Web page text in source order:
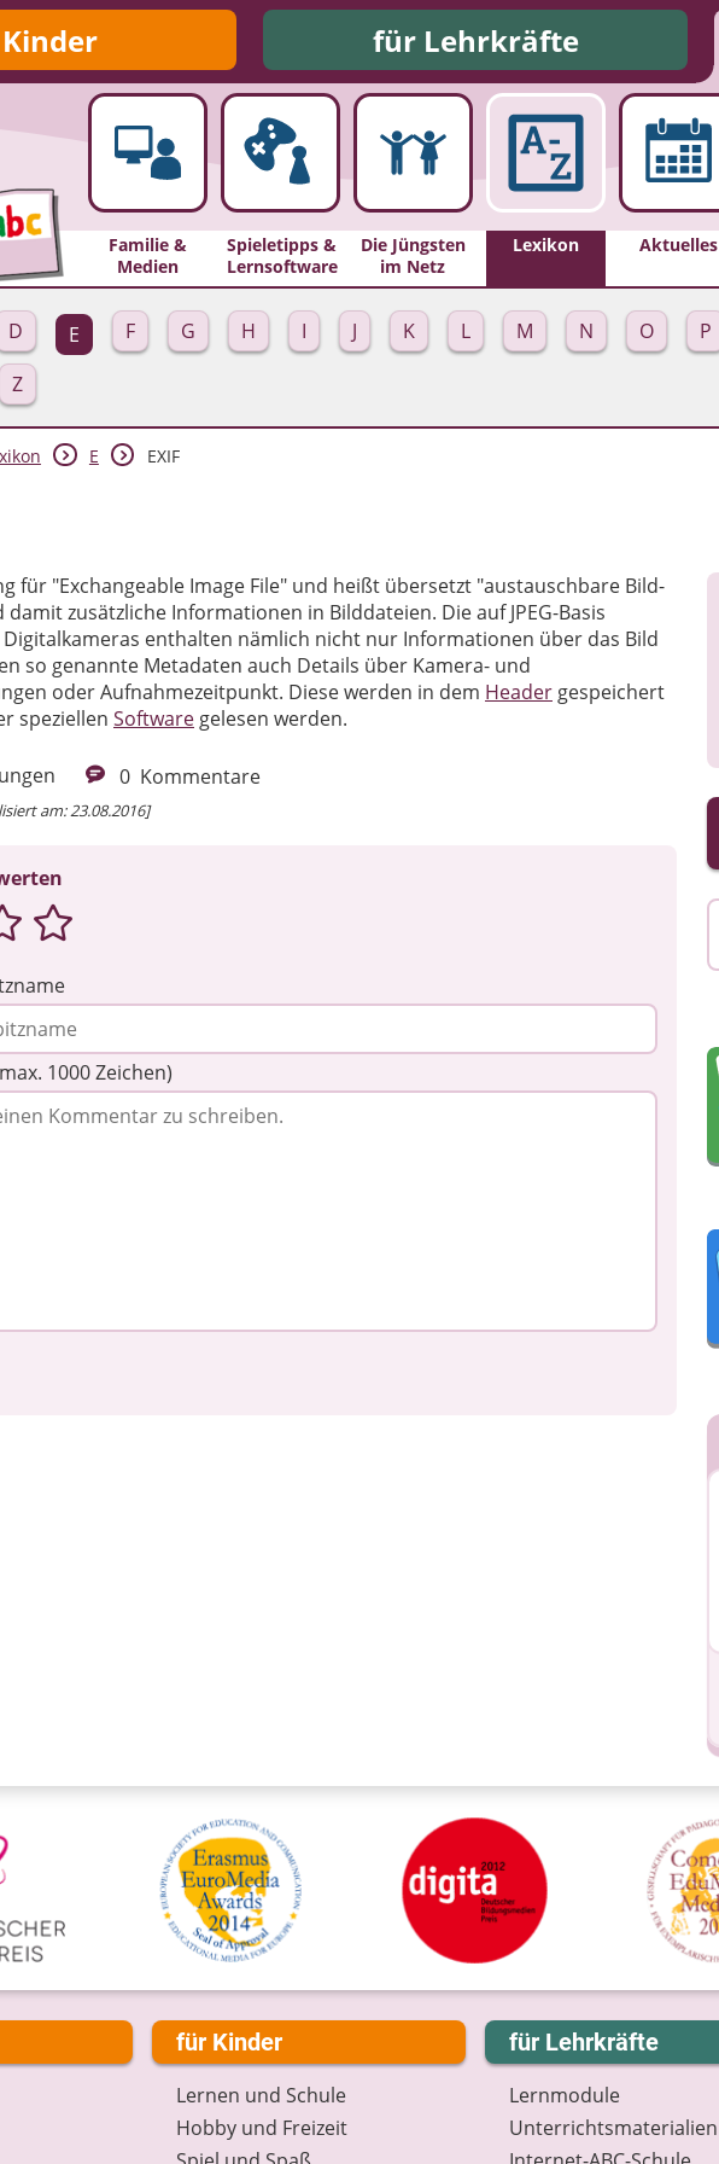
für Lehrkräfte
Familie &
Medien
Spieletipps &
Lernsoftware
Die Jüngsten
im Netz
Lexikon Aktuelles
D E F G H I J K L M N O P
Z
E EXIF
für "Exchangeable Image File" und heißt übersetzt "austauschbare Bild-
zusätzliche Informationen in Bilddateien. Die auf JPEG-Basis
enthalten nämlich nicht nur Informationen über das Bild
so genannte Metadaten auch Details über Kamera- und
oder Aufnahmezeitpunkt. Diese werden in dem Header gespeichert
speziellen Software gelesen werden.
0 Kommentare
am: 23.08.2016]
1000 Zeichen)
für Kinder
Lernen und Schule
Hobby und Freizeit
für Lehrkräfte
Lernmodule
Unterrichts­materialien